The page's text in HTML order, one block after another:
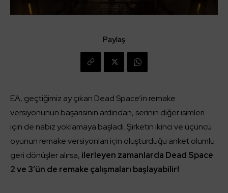
Paylaş
EA, geçtiğimiz ay çıkan Dead Space’in remake
versiyonunun başarısının ardından, serinin diğer isimleri
için de nabız yoklamaya başladı. Şirketin ikinci ve üçüncü
oyunun remake versiyonları için oluşturduğu anket olumlu
geri dönüşler alırsa, ilerleyen zamanlarda Dead Space
2 ve 3’ün de remake çalışmaları başlayabilir!